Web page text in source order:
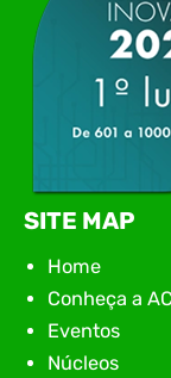
SITE MAP
Home
Conheça a
Eventos
Núcleos